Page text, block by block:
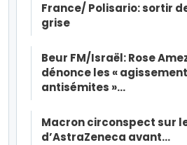
France/ Polisario: sortir
grise
Beur FM/Israël: Rose
dénonce les «
antisémites »…
Macron circonspect sur
d’AstraZeneca avant…